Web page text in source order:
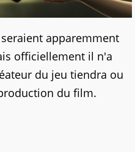
apparemment
officiellement il n'a
du jeu tiendra ou
du film.